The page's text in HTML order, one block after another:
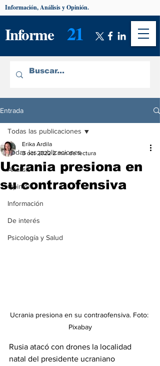
Informe 21
Información, Análisis y Opinión.
Entrada
Todas las publicaciones
Análisis
Opinión
Información
De interés
Psicología y Salud
Todas las publicaciones
Ucrania presiona en
su contraofensiva
Erika Ardila
3 oct 2022 2 min de lectura
Ucrania presiona en su contraofensiva. Foto:
Pixabay
Rusia atacó con drones la localidad
natal del presidente ucraniano